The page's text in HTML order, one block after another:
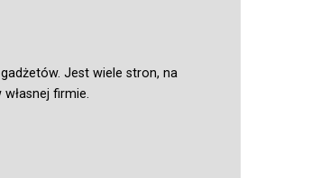
Jest wiele stron, na
firmie.